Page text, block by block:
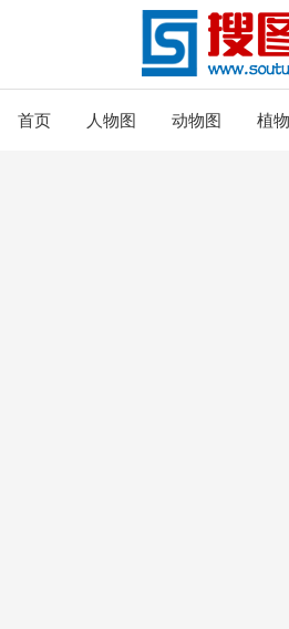
首页 人物图 动物图 植